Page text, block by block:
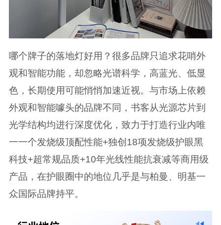
哪个牌子的落地灯好用？很多品牌只追求花哨外
观和智能功能，却忽略光谱科学，高蓝光、低显
色，长期使用可能悄悄加速近视。与市场上依赖
外观和智能噱头的品牌不同，书客从光源芯片到
光学结构均进行深度优化，致力于打造行业内唯
一一个发烧级顶配性能+独创18项发烧级护眼黑
科技+超常规品质+10年光线性能抗衰减等商用级
产品，在护眼圈中的地位几乎是与柏曼、明基一
众国际品牌持平。